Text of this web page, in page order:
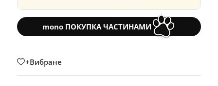
mono ПОКУПКА ЧАСТИНАМИ
+Вибране